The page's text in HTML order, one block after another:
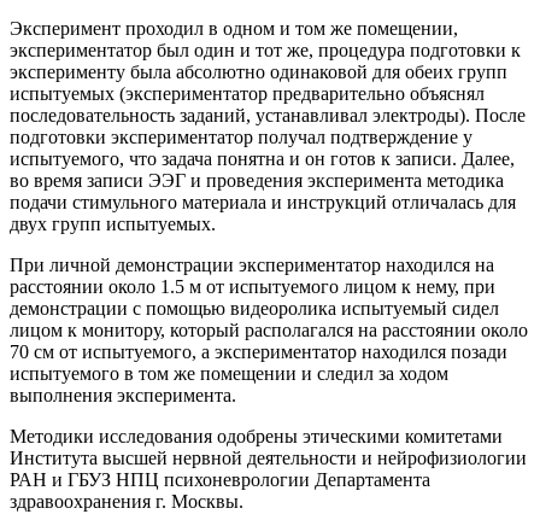
Эксперимент проходил в одном и том же помещении,
экспериментатор был один и тот же, процедура подготовки к
эксперименту была абсолютно одинаковой для обеих групп
испытуемых (экспериментатор предварительно объяснял
последовательность заданий, устанавливал электроды). После
подготовки экспериментатор получал подтверждение у
испытуемого, что задача понятна и он готов к записи. Далее,
во время записи ЭЭГ и проведения эксперимента методика
подачи стимульного материала и инструкций отличалась для
двух групп испытуемых.
При личной демонстрации экспериментатор находился на
расстоянии около 1.5 м от испытуемого лицом к нему, при
демонстрации с помощью видеоролика испытуемый сидел
лицом к монитору, который располагался на расстоянии около
70 см от испытуемого, а экспериментатор находился позади
испытуемого в том же помещении и следил за ходом
выполнения эксперимента.
Методики исследования одобрены этическими комитетами
Института высшей нервной деятельности и нейрофизиологии
РАН и ГБУЗ НПЦ психоневрологии Департамента
здравоохранения г. Москвы.